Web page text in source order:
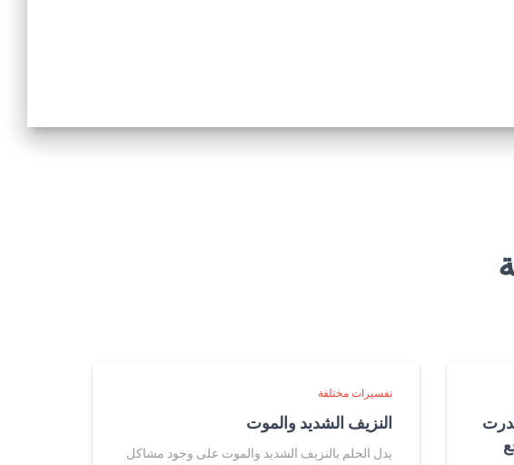
تفسيرات مختلفة
النزيف الشديد والموت
يدل الحلم بالنزيف الشديد والموت على وجود مشاكل